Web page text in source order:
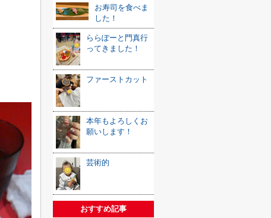
お寿司を食べま
した！
ららぽーと門真行
ってきました！
ファーストカット
本年もよろしくお
願いします！
芸術的
おすすめ記事